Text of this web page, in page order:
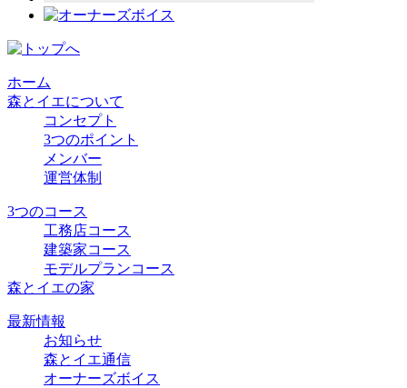
ホーム
森とイエについて
コンセプト
3つのポイント
メンバー
運営体制
3つのコース
工務店コース
建築家コース
モデルプランコース
森とイエの家
最新情報
お知らせ
森とイエ通信
オーナーズボイス